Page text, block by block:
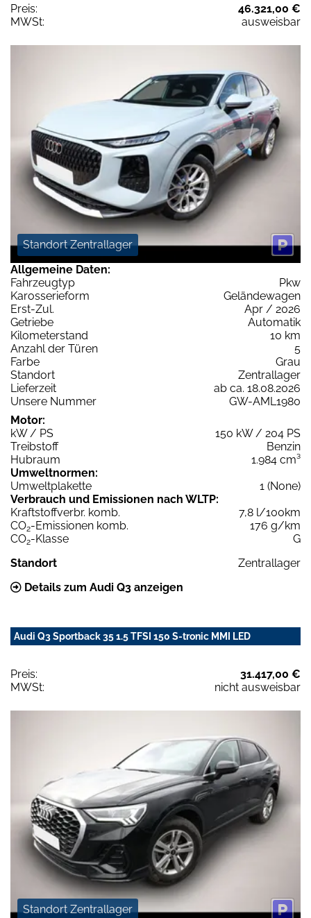
Preis:
46.321,00 €
MWSt:
ausweisbar
Standort Zentrallager
Allgemeine Daten:
Fahrzeugtyp
Pkw
Karosserieform
Geländewagen
Erst-Zul.
Apr / 2026
Getriebe
Automatik
Kilometerstand
10 km
Anzahl der Türen
5
Farbe
Grau
Standort
Zentrallager
Lieferzeit
ab ca. 18.08.2026
Unsere Nummer
GW-AML1980
Motor:
kW / PS
150 kW / 204 PS
Treibstoff
Benzin
Hubraum
1.984 cm³
Umweltnormen:
Umweltplakette
1 (None)
Verbrauch und Emissionen nach WLTP:
Kraftstoffverbr. komb.
7,8 l/100km
CO2-Emissionen komb.
176 g/km
CO2-Klasse
G
Standort
Zentrallager
Details zum Audi Q3 anzeigen
Audi Q3 Sportback 35 1.5 TFSI 150 S-tronic MMI LED
Preis:
31.417,00 €
MWSt:
nicht ausweisbar
Standort Zentrallager